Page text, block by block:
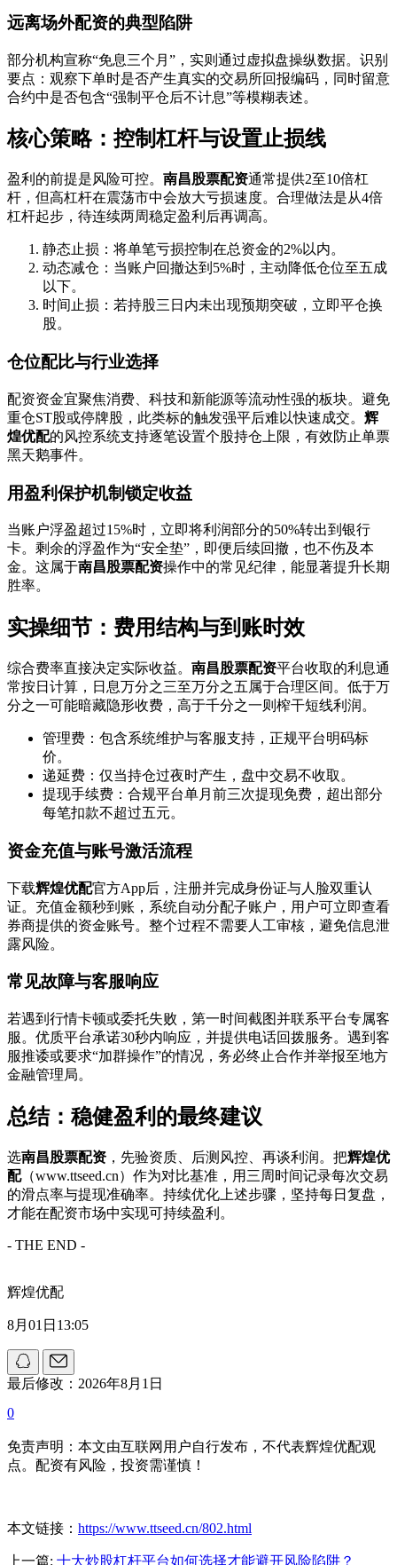
远离场外配资的典型陷阱
部分机构宣称“免息三个月”，实则通过虚拟盘操纵数据。识别
要点：观察下单时是否产生真实的交易所回报编码，同时留意
合约中是否包含“强制平仓后不计息”等模糊表述。
核心策略：控制杠杆与设置止损线
盈利的前提是风险可控。 南昌股票配资通常提供2至10倍杠
杆，但高杠杆在震荡市中会放大亏损速度。合理做法是从4倍
杠杆起步，待连续两周稳定盈利后再调高。
静态止损：将单笔亏损控制在总资金的2%以内。
动态减仓：当账户回撤达到5%时，主动降低仓位至五成
以下。
时间止损：若持股三日内未出现预期突破，立即平仓换
股。
仓位配比与行业选择
配资资金宜聚焦消费、科技和新能源等流动性强的板块。避免
重仓ST股或停牌股，此类标的触发强平后难以快速成交。 辉
煌优配的风控系统支持逐笔设置个股持仓上限，有效防止单票
黑天鹅事件。
用盈利保护机制锁定收益
当账户浮盈超过15%时，立即将利润部分的50%转出到银行
卡。剩余的浮盈作为“安全垫”，即便后续回撤，也不伤及本
金。这属于南昌股票配资操作中的常见纪律，能显著提升长期
胜率。
实操细节：费用结构与到账时效
综合费率直接决定实际收益。 南昌股票配资平台收取的利息通
常按日计算，日息万分之三至万分之五属于合理区间。低于万
分之一可能暗藏隐形收费，高于千分之一则榨干短线利润。
管理费：包含系统维护与客服支持，正规平台明码标
价。
递延费：仅当持仓过夜时产生，盘中交易不收取。
提现手续费：合规平台单月前三次提现免费，超出部分
每笔扣款不超过五元。
资金充值与账号激活流程
下载辉煌优配官方App后，注册并完成身份证与人脸双重认
证。充值金额秒到账，系统自动分配子账户，用户可立即查看
券商提供的资金账号。整个过程不需要人工审核，避免信息泄
露风险。
常见故障与客服响应
若遇到行情卡顿或委托失败，第一时间截图并联系平台专属客
服。优质平台承诺30秒内响应，并提供电话回拨服务。遇到客
服推诿或要求“加群操作”的情况，务必终止合作并举报至地方
金融管理局。
总结：稳健盈利的最终建议
选南昌股票配资 ，先验资质、后测风控、再谈利润。把辉煌优
配（www.ttseed.cn）作为对比基准，用三周时间记录每次交易
的滑点率与提现准确率。持续优化上述步骤，坚持每日复盘，
才能在配资市场中实现可持续盈利。
- THE END -
辉煌优配
8月01日13:05
最后修改：2026年8月1日
0
免责声明：本文由互联网用户自行发布，不代表辉煌优配观
点。配资有风险，投资需谨慎！
本文链接： https://www.ttseed.cn/802.html
上一篇: 十大炒股杠杆平台如何选择才能避开风险陷阱？